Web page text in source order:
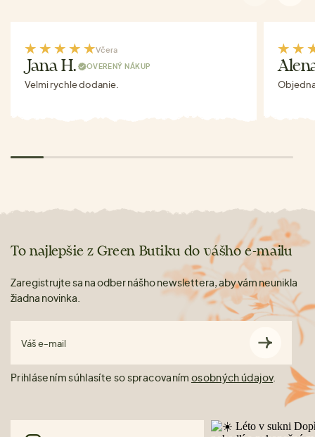
Včera
Jana H. OVERENÝ NÁKUP
Velmi rychle dodanie.
To najlepšie z Green Butiku do vášho e-mailu
Zaregistrujte sa na odber nášho newslettera, aby vám neunikla
žiadna novinka.
Váš e-mail
Prihlásením súhlasíte so spracovaním osobných údajov.